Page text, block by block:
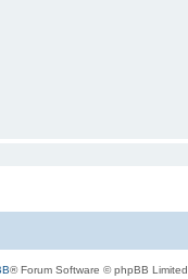
® Forum Software © phpBB Limited